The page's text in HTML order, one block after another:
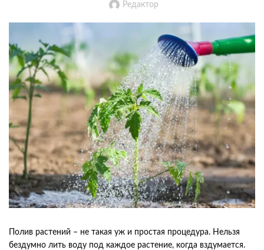
Редактор
Полив растений – не такая уж и простая процедура. Нельзя
бездумно лить воду под каждое растение, когда вздумается.